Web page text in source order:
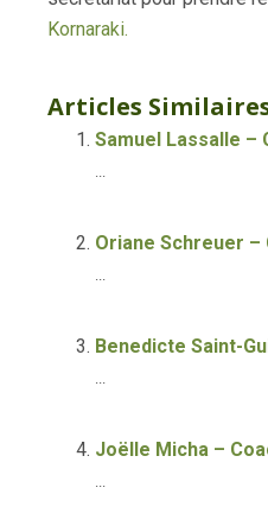
Kornaraki.
Articles
Samuel Lassalle –
...
Oriane Schreuer –
...
Benedicte Saint-
...
Joëlle Micha –
...